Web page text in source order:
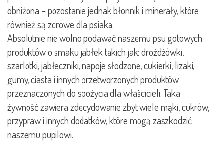
obniżona – pozostanie jednak błonnik i minerały, które
również są zdrowe dla psiaka.
Absolutnie nie wolno podawać naszemu psu gotowych
produktów o smaku jabłek takich jak: drożdżówki,
szarlotki, jabłeczniki, napoje słodzone, cukierki, lizaki,
gumy, ciasta i innych przetworzonych produktów
przeznaczonych do spożycia dla właścicieli. Taka
żywność zawiera zdecydowanie zbyt wiele mąki, cukrów,
przypraw i innych dodatków, które mogą zaszkodzić
naszemu pupilowi.